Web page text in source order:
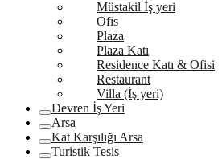
Müstakil İş yeri
Ofis
Plaza
Plaza Katı
Residence Katı & Ofisi
Restaurant
Villa (İş yeri)
Devren İş Yeri
Arsa
Kat Karşılığı Arsa
Turistik Tesis